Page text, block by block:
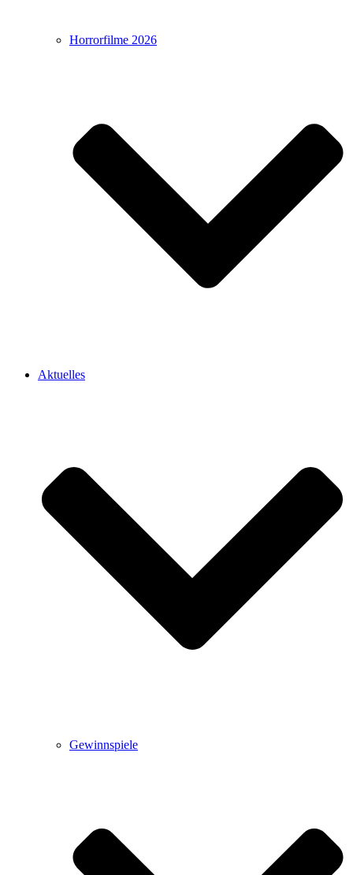
Horrorfilme 2026
Aktuelles
Gewinnspiele